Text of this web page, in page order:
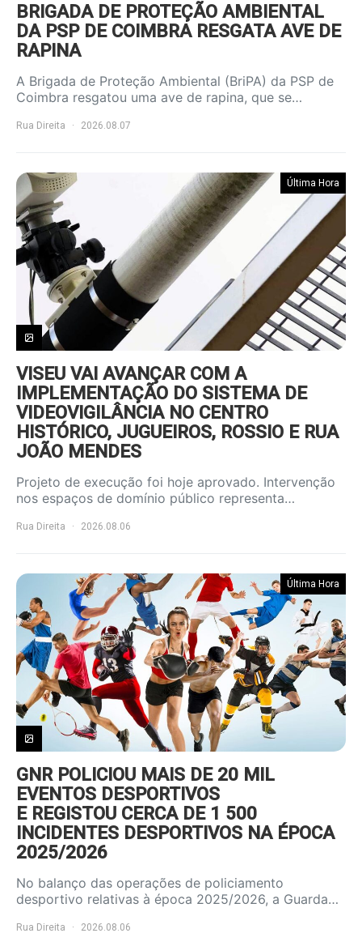
BRIGADA DE PROTEÇÃO AMBIENTAL
DA PSP DE COIMBRA RESGATA AVE DE
RAPINA
A Brigada de Proteção Ambiental (BriPA) da PSP de
Coimbra resgatou uma ave de rapina, que se…
Rua Direita 2026.08.07
Última Hora
VISEU VAI AVANÇAR COM A
IMPLEMENTAÇÃO DO SISTEMA DE
VIDEOVIGILÂNCIA NO CENTRO
HISTÓRICO, JUGUEIROS, ROSSIO E RUA
JOÃO MENDES
Projeto de execução foi hoje aprovado. Intervenção
nos espaços de domínio público representa…
Rua Direita 2026.08.06
Última Hora
GNR POLICIOU MAIS DE 20 MIL
EVENTOS DESPORTIVOS
E REGISTOU CERCA DE 1 500
INCIDENTES DESPORTIVOS NA ÉPOCA
2025/2026
No balanço das operações de policiamento
desportivo relativas à época 2025/2026, a Guarda…
Rua Direita 2026.08.06